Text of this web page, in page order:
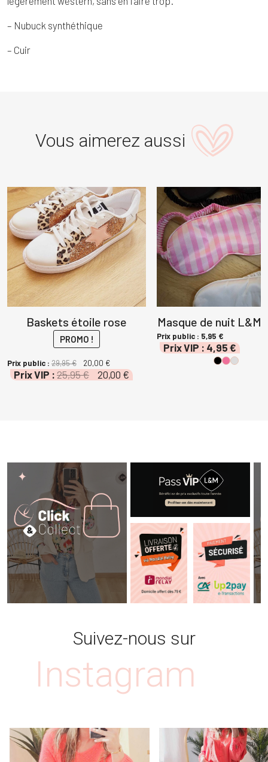
– Nubuck synthéthique
– Cuir
Vous aimerez aussi
Baskets étoile rose
PROMO !
Prix public : 29,95€
Le
prix
20,00 €Le
prix
Prix VIP : 25,95€ Le
20,00 €Le
Masque de nuit
Prix public : 5,95 €
Prix VIP : 4,95 €
Suivez-nous sur
Instagram